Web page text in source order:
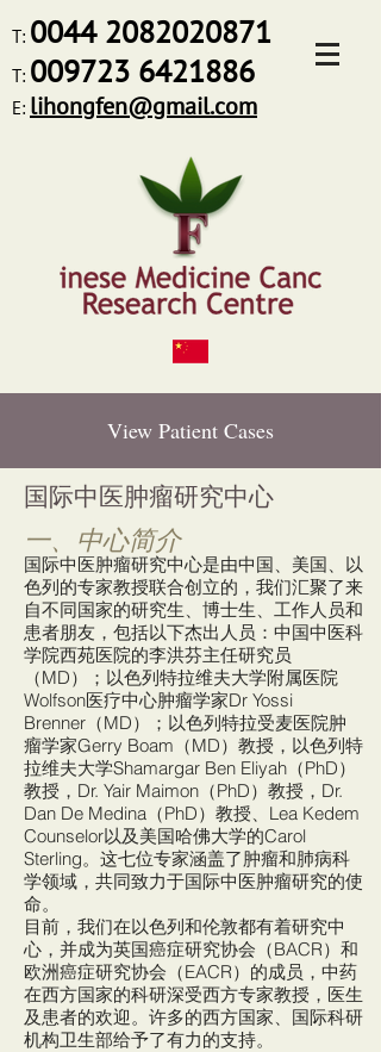
T: 0044 2082020871
T: 009723 6421886
E: lihongfen@gmail.com
View Patient Cases
国际中医肿瘤研究中心
一、中心简介
国际中医肿瘤研究中心是由中国、美国、以
色列的专家教授联合创立的，我们汇聚了来
自不同国家的研究生、博士生、工作人员和
患者朋友，包括以下杰出人员：中国中医科
学院西苑医院的李洪芬主任研究员
（MD）；以色列特拉维夫大学附属医院
Wolfson医疗中心肿瘤学家Dr Yossi
Brenner（MD）；以色列特拉受麦医院肿
瘤学家Gerry Boam（MD）教授，以色列特
拉维夫大学Shamargar Ben Eliyah（PhD）
教授，Dr. Yair Maimon（PhD）教授，Dr.
Dan De Medina（PhD）教授、Lea Kedem
Counselor以及美国哈佛大学的Carol
Sterling。这七位专家涵盖了肿瘤和肺病科
学领域，共同致力于国际中医肿瘤研究的使
命。
目前，我们在以色列和伦敦都有着研究中
心，并成为英国癌症研究协会（BACR）和
欧洲癌症研究协会（EACR）的成员，中药
在西方国家的科研深受西方专家教授，医生
及患者的欢迎。许多的西方国家、国际科研
机构卫生部给予了有力的支持。